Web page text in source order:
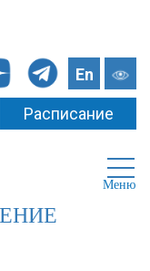
En
Расписание
Меню